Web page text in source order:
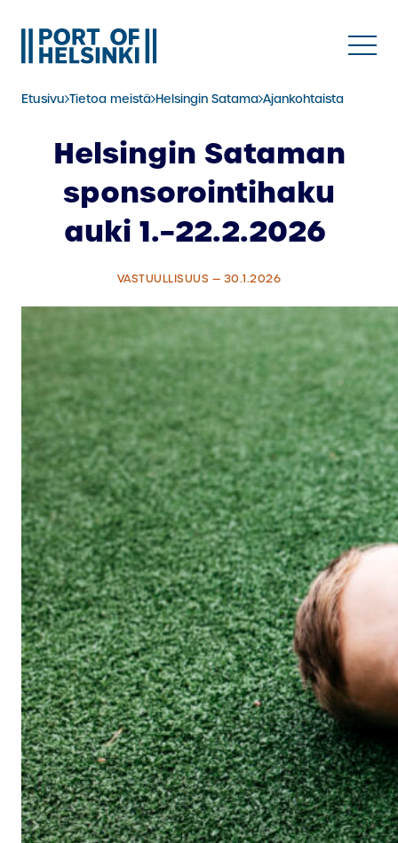
sisältöön
Etusivu Tietoa meistä Helsingin Satama Ajankohtaista
Helsingin Sataman
sponsorointihaku
auki 1.–22.2.2026
VASTUULLISUUS — 30.1.2026